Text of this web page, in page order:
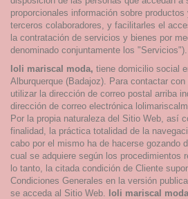
proporcionales información sobre
terceros colaboradores, y facilitarles el
la contratación de servicios y bienes por
denominado conjuntamente los "Servicios").
loli mariscal moda, tiene domicilio social
Alburquerque (Badajoz). Para contactar con
utilizar la dirección de correo postal arriba
dirección de correo electrónica
Por la propia naturaleza del Sitio Web, así
finalidad, la práctica totalidad de la
cabo por el mismo ha de hacerse gozando
cual se adquiere según los procedimientos
lo tanto, la citada condición de Cliente
Condiciones Generales en la versión
se acceda al Sitio Web. loli mariscal moda